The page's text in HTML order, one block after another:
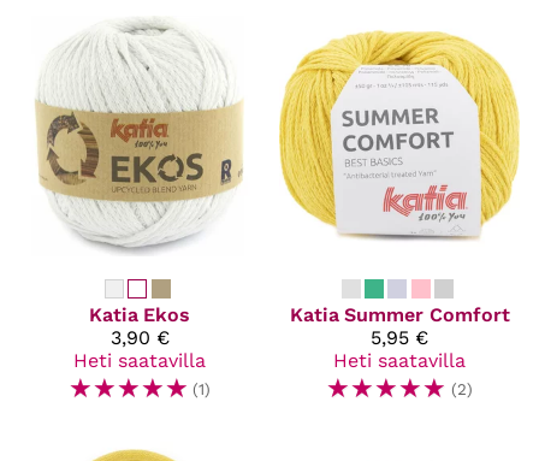
Katia Ekos
3,90 €
Heti saatavilla
☆☆☆☆☆ (1)
Katia Summer Comfort
5,95 €
Heti saatavilla
☆☆☆☆☆ (2)